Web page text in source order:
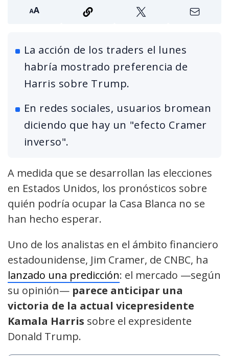
La acción de los traders el lunes
habría mostrado preferencia de
Harris sobre Trump.
En redes sociales, usuarios bromean
diciendo que hay un "efecto Cramer
inverso".
A medida que se desarrollan las elecciones
en Estados Unidos, los pronósticos sobre
quién podría ocupar la Casa Blanca no se
han hecho esperar.
Uno de los analistas en el ámbito financiero
estadounidense, Jim Cramer, de CNBC, ha
lanzado una predicción: el mercado —según
su opinión— parece anticipar una
victoria de la actual vicepresidente
Kamala Harris sobre el expresidente
Donald Trump.